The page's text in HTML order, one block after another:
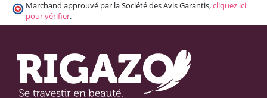
Marchand approuvé par la Société des Avis Garantis,cliquez ici
pour vérifier.